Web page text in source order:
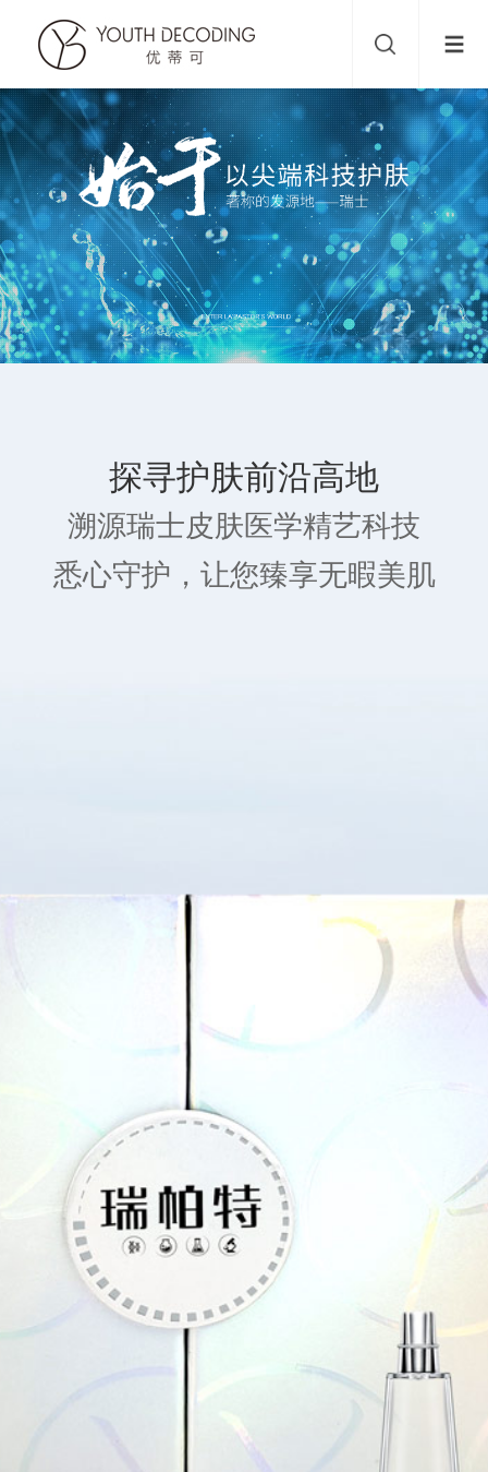
探寻护肤前沿高地
溯源瑞士皮肤医学精艺科技
悉心守护，让您臻享无暇美肌